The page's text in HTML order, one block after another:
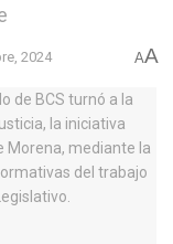
2024 AA